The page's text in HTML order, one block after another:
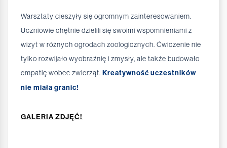
Warsztaty cieszyły się ogromnym zainteresowaniem.
Uczniowie chętnie dzielili się swoimi wspomnieniami z
wizyt w różnych ogrodach zoologicznych. Ćwiczenie nie
tylko rozwijało wyobraźnię i zmysły, ale także budowało
empatię wobec zwierząt. Kreatywność uczestników
nie miała granic!
GALERIA ZDJĘĆ!